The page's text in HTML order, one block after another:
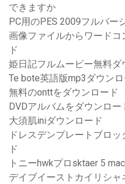
できますか
PC用のPES 2009フルバー
画像ファイルからワード
ド
姫日記フルムービー無料ダ
Te bote英語版mp3ダウン
無料のonttをダウンロード
DVDアルバムをダウンロー
大須肌iniダウンロード
ドレスデンプレートブロ
ド
トニーhwkプロsktaer 5
デイブイーストカイリシ